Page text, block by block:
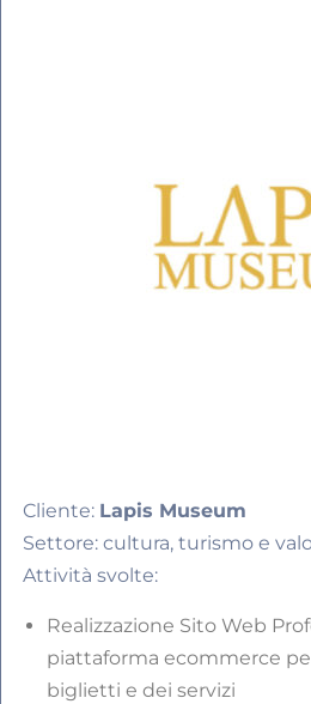
Cliente: Lapis Museum
Settore: cultura, turismo e
Attività svolte:
Realizzazione Sito Web
piattaforma ecommerce
biglietti e dei servizi